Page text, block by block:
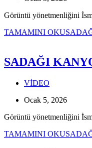
Görüntü yönetmenliğini
TAMAMINI OKU
SADAĞI
VİDEO
Ocak 5, 2026
Görüntü yönetmenliğini
TAMAMINI OKU